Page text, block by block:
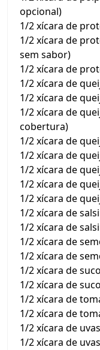
opcional)
1/2 xícara de
1/2 xícara de
sem sabor)
1/2 xícara de
1/2 xícara de
1/2 xícara de
1/2 xícara de
cobertura)
1/2 xícara de
1/2 xícara de
1/2 xícara de
1/2 xícara de
1/2 xícara de
1/2 xícara de
1/2 xícara de
1/2 xícara de
1/2 xícara de
1/2 xícara de
1/2 xícara de
1/2 xícara de
1/2 xícara de
1/2 xícara de
1/2 xícara de